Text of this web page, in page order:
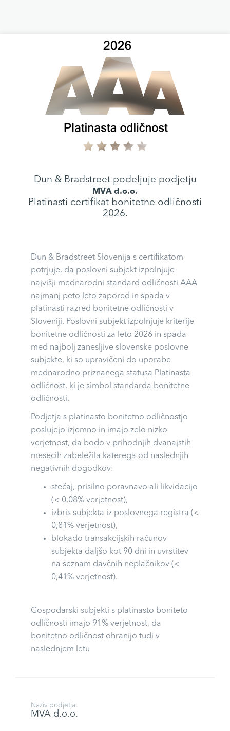
Dun & Bradstreet podeljuje podjetju
MVA d.o.o.
Platinasti certifikat bonitetne odličnosti
2026.
Dun & Bradstreet Slovenija s certifikatom
potrjuje, da poslovni subjekt izpolnjuje
najvišji mednarodni standard odličnosti AAA
najmanj peto leto zapored in spada v
platinasti razred bonitetne odličnosti v
Sloveniji. Poslovni subjekt izpolnjuje kriterije
bonitetne odličnosti za leto 2026 in spada
med najbolj zanesljive slovenske poslovne
subjekte, ki so upravičeni do uporabe
mednarodno priznanega statusa Platinasta
odličnost, ki je simbol standarda bonitetne
odličnosti.
Podjetja s platinasto bonitetno odličnostjo
poslujejo izjemno in imajo zelo nizko
verjetnost, da bodo v prihodnjih dvanajstih
mesecih zabeležila katerega od naslednjih
negativnih dogodkov:
stečaj, prisilno poravnavo ali likvidacijo
(< 0,08% verjetnost),
izbris subjekta iz poslovnega registra (<
0,81% verjetnost),
blokado transakcijskih računov
subjekta daljšo kot 90 dni in uvrstitev
na seznam davčnih neplačnikov (<
0,41% verjetnost).
Gospodarski subjekti s platinasto boniteto
odličnosti imajo 91% verjetnost, da
bonitetno odličnost ohranijo tudi v
naslednjem letu
Naziv podjetja:
MVA d.o.o.